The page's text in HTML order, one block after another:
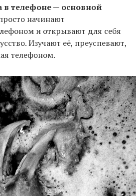
телефоне — основной
начинают
и открывают для себя
Изучают её, преуспевают,
телефоном.